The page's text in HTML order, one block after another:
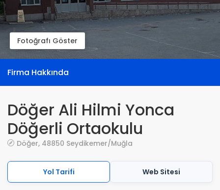
Fotoğrafı Göster
Firma Hakkında
Döğer Ali Hilmi Yonca
Döğerli Ortaokulu
Döğer, 48850 Seydikemer/Muğla
Yol Tarifi Web Sitesi